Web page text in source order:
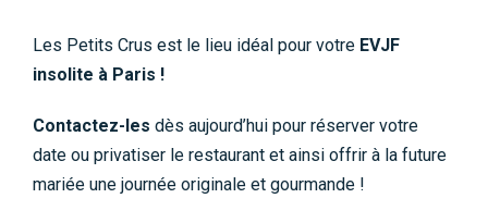
Les Petits Crus est le lieu idéal pour votre EVJF
insolite à Paris !
Contactez-les dès aujourd’hui pour réserver votre
date ou privatiser le restaurant et ainsi offrir à la future
mariée une journée originale et gourmande !